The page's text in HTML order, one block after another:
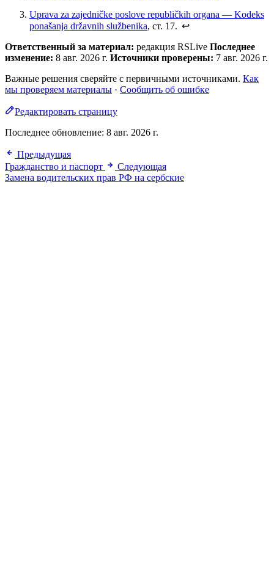
Uprava za zajedničke poslove republičkih organa — Kodeks
ponašanja državnih službenika, ст. 17. ↩
Ответственный за материал: редакция RSLive Последнее
изменение: 8 авг. 2026 г. Источники проверены: 7 авг. 2026 г.
Важные решения сверяйте с первичными источниками. Как
мы проверяем материалы · Сообщить об ошибке
Редактировать страницу
Последнее обновление: 8 авг. 2026 г.
Предыдущая
Гражданство и паспорт
Следующая
Замена водительских прав РФ на сербские